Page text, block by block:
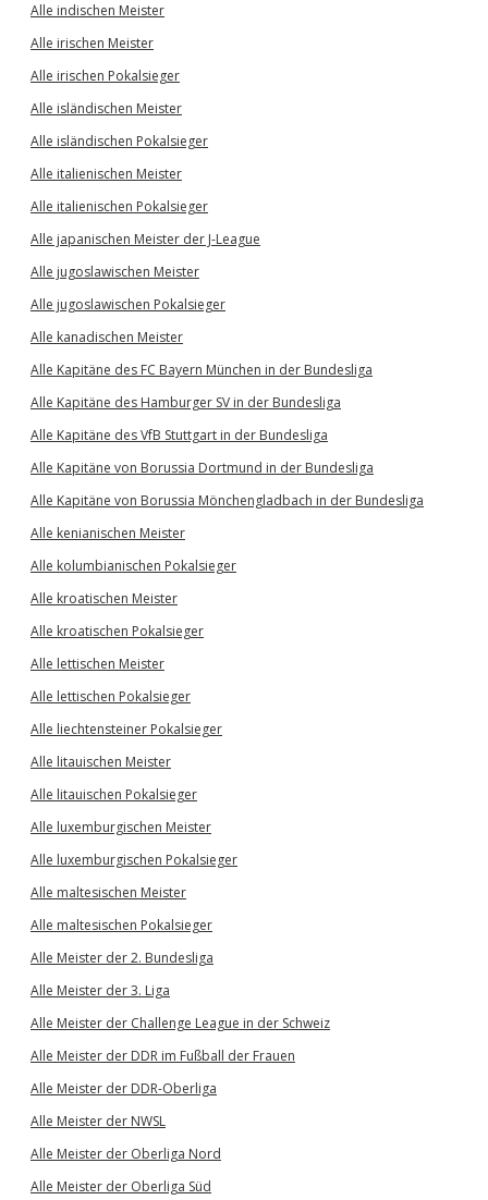
Alle indischen Meister
Alle irischen Meister
Alle irischen Pokalsieger
Alle isländischen Meister
Alle isländischen Pokalsieger
Alle italienischen Meister
Alle italienischen Pokalsieger
Alle japanischen Meister der J-League
Alle jugoslawischen Meister
Alle jugoslawischen Pokalsieger
Alle kanadischen Meister
Alle Kapitäne des FC Bayern München in der Bundesliga
Alle Kapitäne des Hamburger SV in der Bundesliga
Alle Kapitäne des VfB Stuttgart in der Bundesliga
Alle Kapitäne von Borussia Dortmund in der Bundesliga
Alle Kapitäne von Borussia Mönchengladbach in der Bundesliga
Alle kenianischen Meister
Alle kolumbianischen Pokalsieger
Alle kroatischen Meister
Alle kroatischen Pokalsieger
Alle lettischen Meister
Alle lettischen Pokalsieger
Alle liechtensteiner Pokalsieger
Alle litauischen Meister
Alle litauischen Pokalsieger
Alle luxemburgischen Meister
Alle luxemburgischen Pokalsieger
Alle maltesischen Meister
Alle maltesischen Pokalsieger
Alle Meister der 2. Bundesliga
Alle Meister der 3. Liga
Alle Meister der Challenge League in der Schweiz
Alle Meister der DDR im Fußball der Frauen
Alle Meister der DDR-Oberliga
Alle Meister der NWSL
Alle Meister der Oberliga Nord
Alle Meister der Oberliga Süd